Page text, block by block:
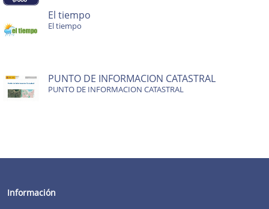
El tiempo
El tiempo
PUNTO DE INFORMACION CATASTRAL
PUNTO DE INFORMACION CATASTRAL
Información